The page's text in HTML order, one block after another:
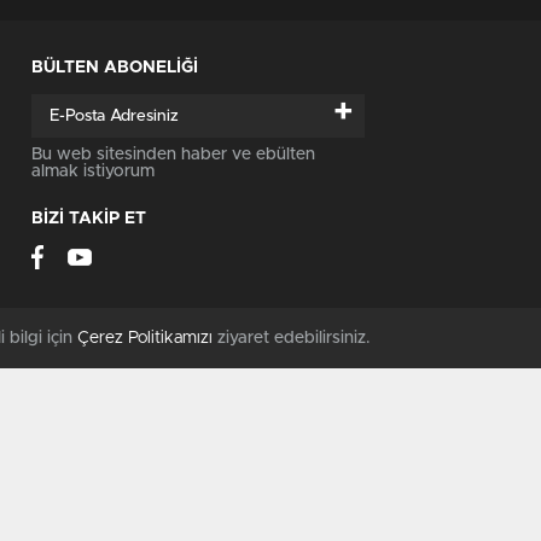
BÜLTEN ABONELİĞİ
+
Bu web sitesinden haber ve ebülten
almak istiyorum
BİZİ TAKİP ET
bilgi için Çerez Politikamızı ziyaret edebilirsiniz.